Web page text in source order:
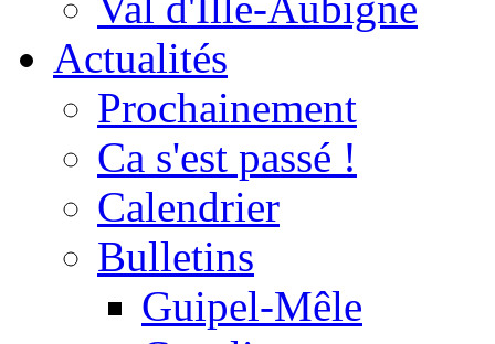
Actualités
Prochainement
Ca s'est passé !
Calendrier
Bulletins
Guipel-Mêle